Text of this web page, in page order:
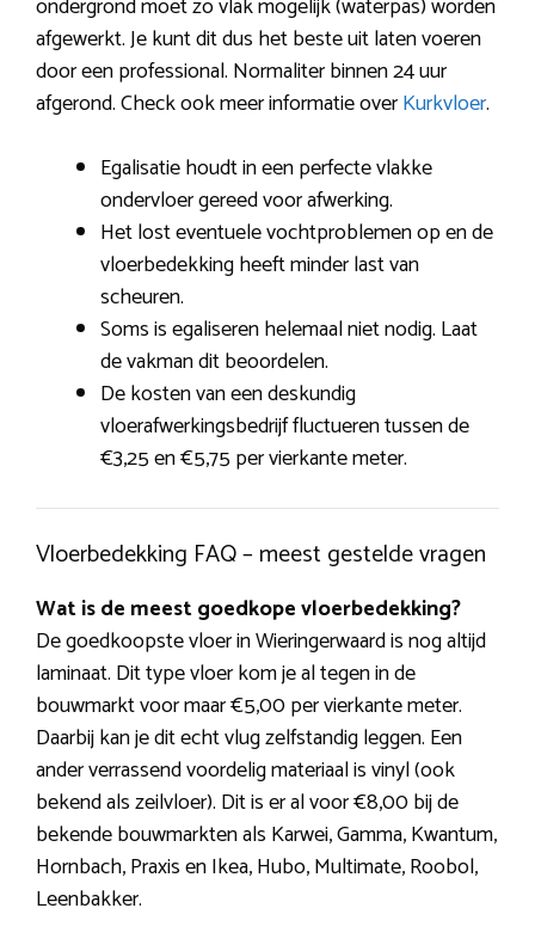
ondergrond moet zo vlak mogelijk (waterpas) worden
afgewerkt. Je kunt dit dus het beste uit laten voeren
door een professional. Normaliter binnen 24 uur
afgerond. Check ook meer informatie overKurkvloer.
Egalisatie houdt in een perfecte vlakke
ondervloer gereed voor afwerking.
Het lost eventuele vochtproblemen op en de
vloerbedekking heeft minder last van
scheuren.
Soms is egaliseren helemaal niet nodig. Laat
de vakman dit beoordelen.
De kosten van een deskundig
vloerafwerkingsbedrijf fluctueren tussen de
€3,25 en €5,75 per vierkante meter.
Vloerbedekking FAQ – meest gestelde vragen
Wat is de meest goedkope vloerbedekking?
De goedkoopste vloer in Wieringerwaard is nog altijd
laminaat. Dit type vloer kom je al tegen in de
bouwmarkt voor maar €5,00 per vierkante meter.
Daarbij kan je dit echt vlug zelfstandig leggen. Een
ander verrassend voordelig materiaal is vinyl (ook
bekend als zeilvloer). Dit is er al voor €8,00 bij de
bekende bouwmarkten als Karwei, Gamma, Kwantum,
Hornbach, Praxis en Ikea, Hubo, Multimate, Roobol,
Leenbakker.